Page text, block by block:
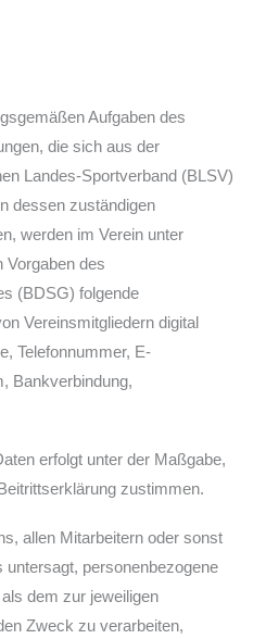
Aufgaben des
die sich aus der
Landes-Sportverband (BLSV)
dessen zuständigen
werden im Verein unter
Vorgaben des
(BDSG) folgende
Vereinsmitgliedern digital
Telefonnummer, E-
Bankverbindung,
erfolgt unter der Maßgabe,
zustimmen.
allen Mitarbeitern oder sonst
untersagt, personenbezogene
dem zur jeweiligen
Zweck zu verarbeiten,